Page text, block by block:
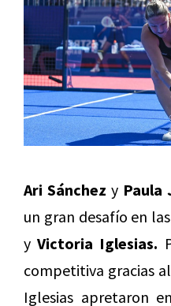
Ari Sánchez y Paula
un gran desafío en
yVictoria Iglesias.
competitiva gracias
Iglesias apretaron